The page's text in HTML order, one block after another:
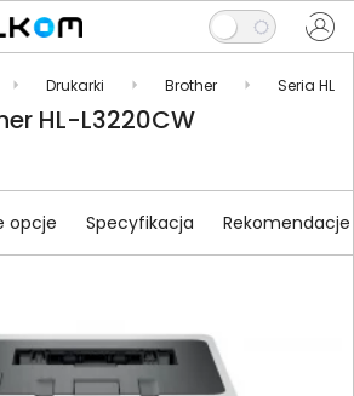
Drukarki Brother Seria HL
HL-L3220CW
opcje Specyfikacja Rekomendacje